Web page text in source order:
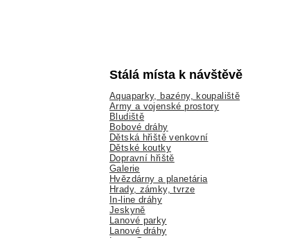
Stálá místa k návštěvě
Aquaparky, bazény, koupaliště
Army a vojenské prostory
Bludiště
Bobové dráhy
Dětská hřiště venkovní
Dětské koutky
Dopravní hřiště
Galerie
Hvězdárny a planetária
Hrady, zámky, tvrze
In-line dráhy
Jeskyně
Lanové parky
Lanové dráhy